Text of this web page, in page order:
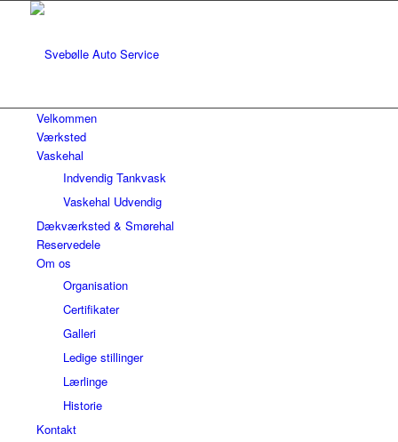
Velkommen
Værksted
Vaskehal
Indvendig Tankvask
Vaskehal Udvendig
Dækværksted & Smørehal
Reservedele
Om os
Organisation
Certifikater
Galleri
Ledige stillinger
Lærlinge
Historie
Kontakt